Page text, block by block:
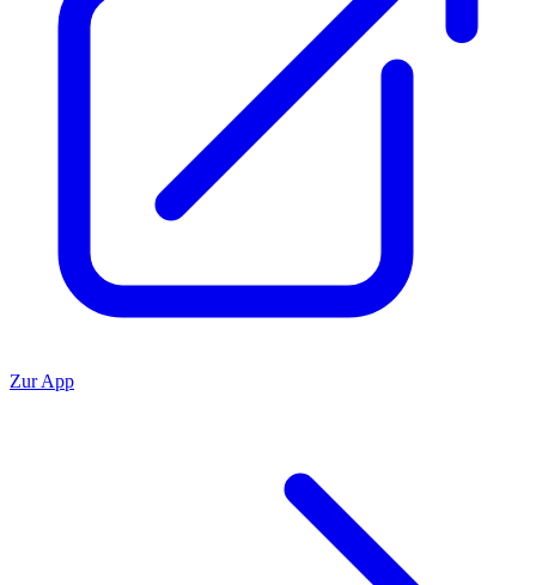
Zur App